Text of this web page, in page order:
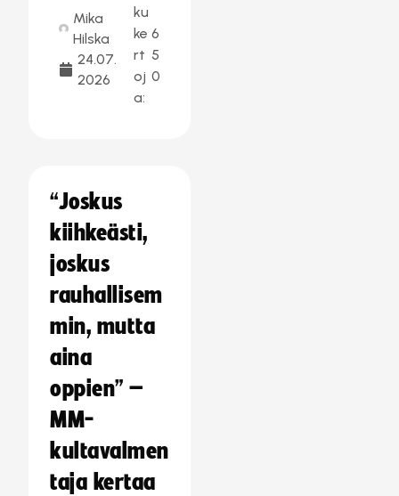
Mika
Hilska
24.07.
2026
ku
ke
rt
oj
a:
6
5
0
“Joskus
kiihkeästi,
joskus
rauhallisem
min, mutta
aina
oppien” –
MM-
kultavalmen
taja kertaa